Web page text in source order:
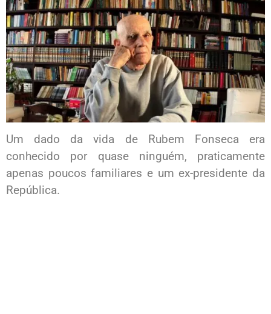
Um dado da vida de Rubem Fonseca era
conhecido por quase ninguém, praticamente
apenas poucos familiares e um ex-presidente da
República.